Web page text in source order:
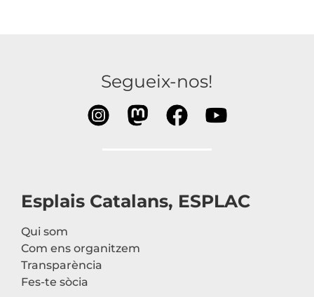
Segueix-nos!
Esplais Catalans, ESPLAC
Qui som
Com ens organitzem
Transparència
Fes-te sòcia